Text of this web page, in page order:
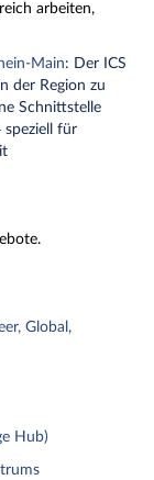
arbeiten,
Main: Der ICS
der Region zu
Schnittstelle
speziell für
Global,
Hub)